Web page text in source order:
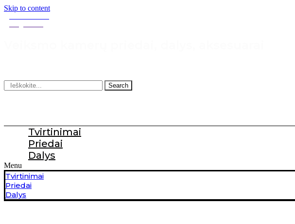
Skip to content
Search
Tvirtinimai
Priedai
Dalys
Menu
Tvirtinimai
Priedai
Dalys